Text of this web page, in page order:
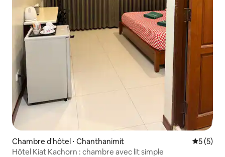
Chambre d'hôtel ⋅ Chanthanimit
5 (5)
Hôtel Kiat Kachorn : chambre avec lit simple